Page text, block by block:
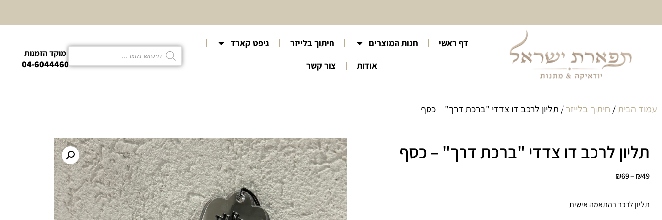
10% הנחה על כל קטגוריית
כיסוי לטלית ולתפילין דף ראשי חנות המוצרים חיתוך בלייזר
גיפט קארד
אודות
צור קשר
מוקד הזמנות
04-6044460
עמוד הבית/ חיתוך בלייזר/ תליון לרכב דו צדדי "ברכת דרך" – כסף
תליון לרכב דו צדדי "ברכת דרך" – כסף
₪49
–
₪69
תליון לרכב בהתאמה אישית